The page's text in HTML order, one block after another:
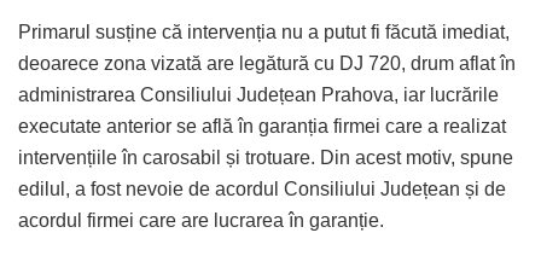
Primarul susține că intervenția nu a putut fi făcută imediat,
deoarece zona vizată are legătură cu DJ 720, drum aflat în
administrarea Consiliului Județean Prahova, iar lucrările
executate anterior se află în garanția firmei care a realizat
intervențiile în carosabil și trotuare. Din acest motiv, spune
edilul, a fost nevoie de acordul Consiliului Județean și de
acordul firmei care are lucrarea în garanție.